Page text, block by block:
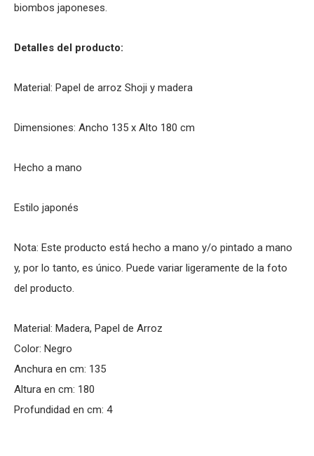
biombos japoneses.
Detalles del producto:
Material: Papel de arroz Shoji y madera
Dimensiones: Ancho 135 x Alto 180 cm
Hecho a mano
Estilo japonés
Nota: Este producto está hecho a mano y/o pintado a mano
y, por lo tanto, es único. Puede variar ligeramente de la foto
del producto.
Material: Madera, Papel de Arroz
Color: Negro
Anchura en cm: 135
Altura en cm: 180
Profundidad en cm: 4